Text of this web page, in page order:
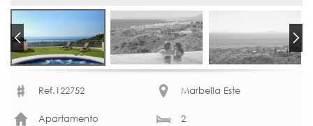
Ref.122752 Marbella Este
Apartamento 2